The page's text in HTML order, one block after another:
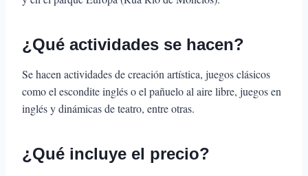
¿Qué actividades se hacen?
Se hacen actividades de creación artística, juegos clásicos
como el escondite inglés o el pañuelo al aire libre, juegos en
inglés y dinámicas de teatro, entre otras.
¿Qué incluye el precio?